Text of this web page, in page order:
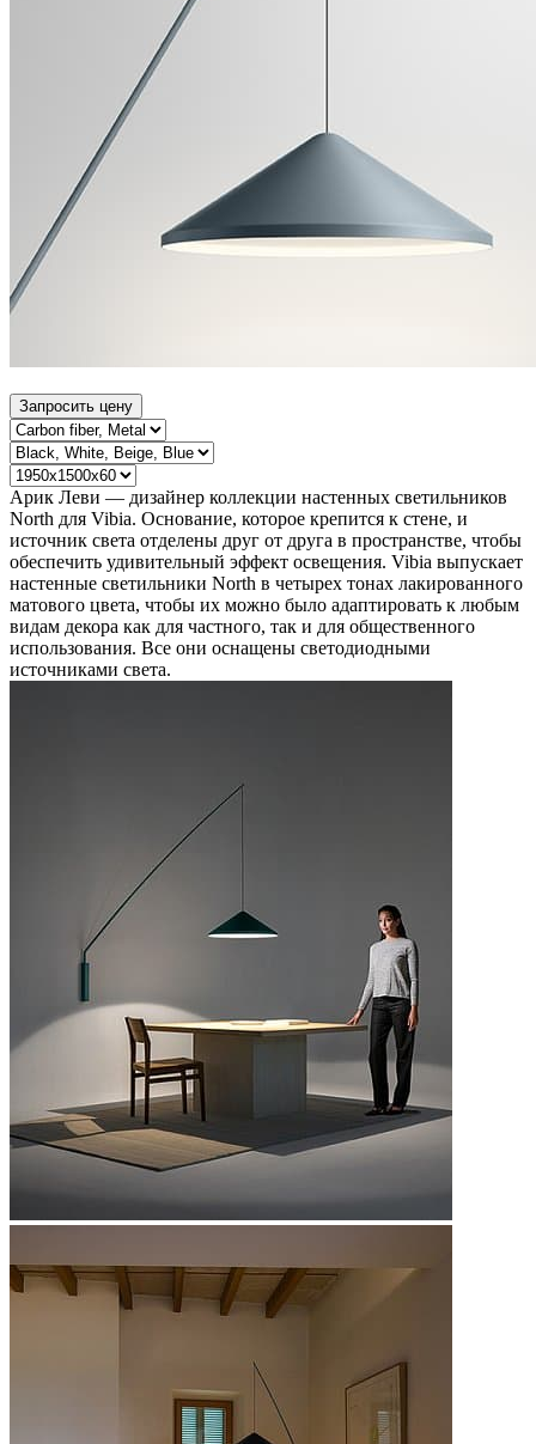
Запросить цену
Арик Леви — дизайнер коллекции настенных светильников
North для Vibia. Основание, которое крепится к стене, и
источник света отделены друг от друга в пространстве, чтобы
обеспечить удивительный эффект освещения. Vibia выпускает
настенные светильники North в четырех тонах лакированного
матового цвета, чтобы их можно было адаптировать к любым
видам декора как для частного, так и для общественного
использования. Все они оснащены светодиодными
источниками света.